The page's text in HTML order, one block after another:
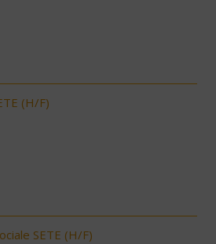
(H/F)
SETE (H/F)